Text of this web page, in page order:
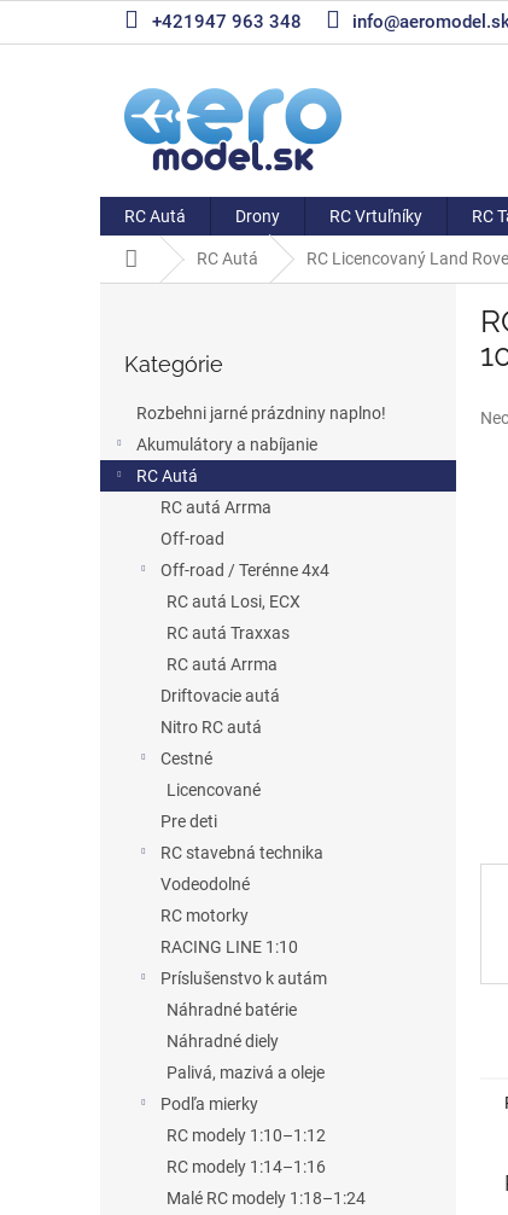
+421947 963 348
RC Autá Drony RC Vrtuľníky RC
DomovRC Autá RC Licencovaný Land
a
kategórie
Kategórie
Rozbehni jarné prázdniny naplno!
Akumulátory a nabíjanie
RC Autá
RC autá Arrma
Off-road
Off-road / Terénne 4x4
RC autá Losi, ECX
RC autá Traxxas
RC autá Arrma
Driftovacie autá
Nitro RC autá
Cestné
Licencované
Pre deti
RC stavebná technika
Vodeodolné
RC motorky
RACING LINE 1:10
Príslušenstvo k autám
Náhradné batérie
Náhradné diely
Palivá, mazivá a oleje
Podľa mierky
RC modely 1:10–1:12
RC modely 1:14–1:16
Malé RC modely 1:18–1:24